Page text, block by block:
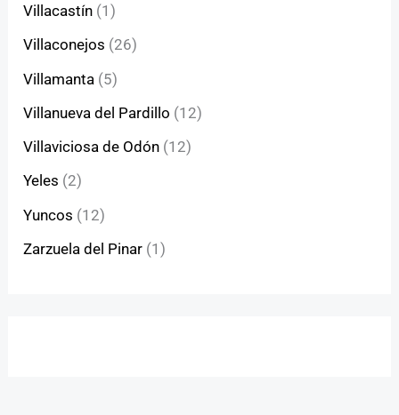
Villacastín (1)
Villaconejos (26)
Villamanta (5)
Villanueva del Pardillo (12)
Villaviciosa de Odón (12)
Yeles (2)
Yuncos (12)
Zarzuela del Pinar (1)